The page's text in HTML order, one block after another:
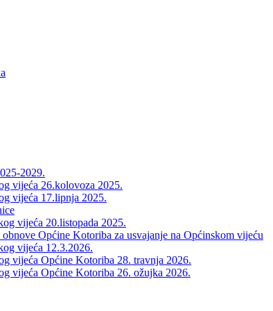
2029.
vijeća 26.kolovoza 2025.
vijeća 17.lipnja 2025.
vijeća 20.listopada 2025.
Općine Kotoriba za usvajanje na Općinskom vijeću
vijeća 12.3.2026.
vijeća Općine Kotoriba 28. travnja 2026.
vijeća Općine Kotoriba 26. ožujka 2026.